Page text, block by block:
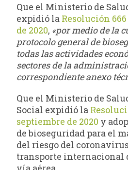
Que el Ministerio de
expidió la Resolución
de 2020, «por medio de la
protocolo general de
todas las actividades
sectores de la
correspondiente anexo
Que el Ministerio de
Social expidió la
septiembre de 2020 y
de bioseguridad para el
del riesgo del coronavirus
transporte internacional